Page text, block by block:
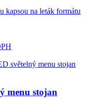
kapsou na leták formátu
menu stojan